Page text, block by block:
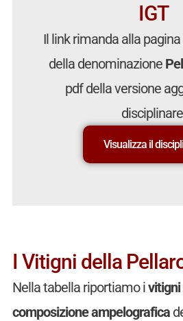
IGT
Il link rimanda alla
della denominazione
pdf della versione
Visualizza il
I Vitigni della
Nella tabella riportiamo ivitigni
composizione ampelografica